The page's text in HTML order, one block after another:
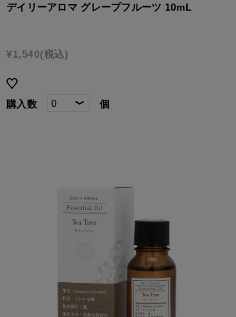
デイリーアロマ グレープフルーツ 10mL
¥1,540(税込)
購入数 個